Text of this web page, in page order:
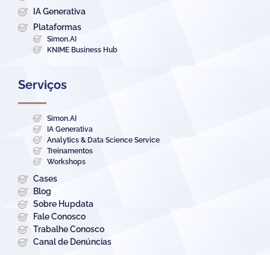
IA Generativa
Plataformas
Simon.AI
KNIME Business Hub
Serviços
Simon.AI
IA Generativa
Analytics & Data Science Service
Treinamentos
Workshops
Cases
Blog
Sobre Hupdata
Fale Conosco
Trabalhe Conosco
Canal de Denúncias